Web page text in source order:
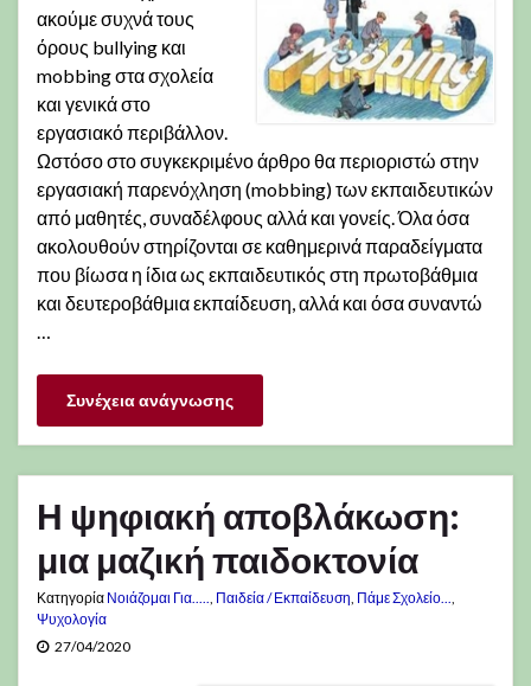
ακούμε συχνά τους
όρους bullying και
mobbing στα σχολεία
και γενικά στο
εργασιακό περιβάλλον.
Ωστόσο στο συγκεκριμένο άρθρο θα περιοριστώ στην
εργασιακή παρενόχληση (mobbing) των εκπαιδευτικών
από μαθητές, συναδέλφους αλλά και γονείς. Όλα όσα
ακολουθούν στηρίζονται σε καθημερινά παραδείγματα
που βίωσα η ίδια ως εκπαιδευτικός στη πρωτοβάθμια
και δευτεροβάθμια εκπαίδευση, αλλά και όσα συναντώ
…
Συνέχεια ανάγνωσης
Η ψηφιακή αποβλάκωση:
μια μαζική παιδοκτονία
Κατηγορία Νοιάζομαι Για..... Παιδεία / Εκπαίδευση Πάμε Σχολείο...
Ψυχολογία
27/04/2020